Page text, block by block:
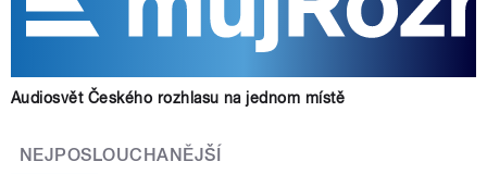
Audiosvět Českého rozhlasu na jednom místě
NEJPOSLOUCHANĚJŠÍ